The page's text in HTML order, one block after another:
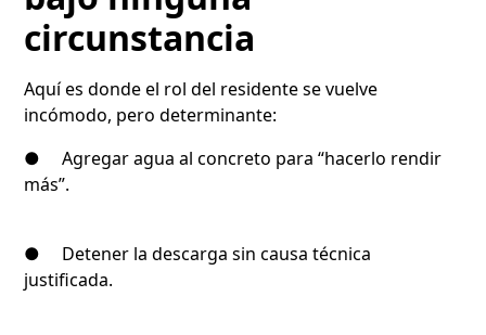
circunstancia
Aquí es donde el rol del residente se vuelve
incómodo, pero determinante:
● Agregar agua al concreto para “hacerlo rendir
más”.
● Detener la descarga sin causa técnica
justificada.